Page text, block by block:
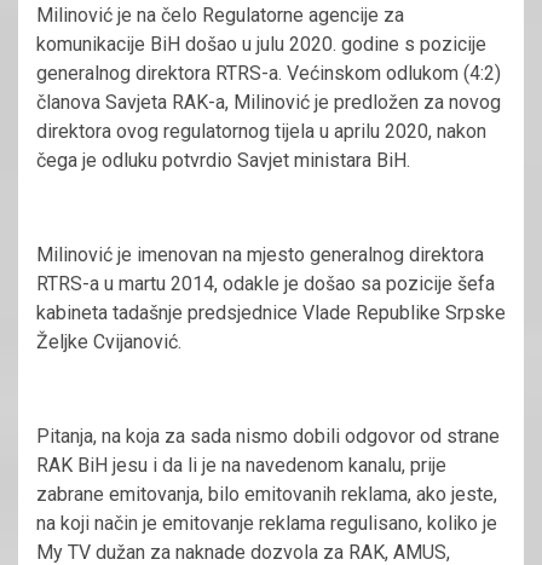
Milinović je na čelo Regulatorne agencije za
komunikacije BiH došao u julu 2020. godine s pozicije
generalnog direktora RTRS-a. Većinskom odlukom (4:2)
članova Savjeta RAK-a, Milinović je predložen za novog
direktora ovog regulatornog tijela u aprilu 2020, nakon
čega je odluku potvrdio Savjet ministara BiH.
Milinović je imenovan na mjesto generalnog direktora
RTRS-a u martu 2014, odakle je došao sa pozicije šefa
kabineta tadašnje predsjednice Vlade Republike Srpske
Željke Cvijanović.
Pitanja, na koja za sada nismo dobili odgovor od strane
RAK BiH jesu i da li je na navedenom kanalu, prije
zabrane emitovanja, bilo emitovanih reklama, ako jeste,
na koji način je emitovanje reklama regulisano, koliko je
My TV dužan za naknade dozvola za RAK, AMUS,